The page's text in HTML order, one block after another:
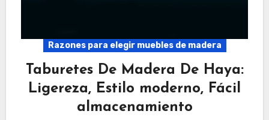
Razones para elegir muebles de madera
Taburetes De Madera De Haya:
Ligereza, Estilo moderno, Fácil
almacenamiento